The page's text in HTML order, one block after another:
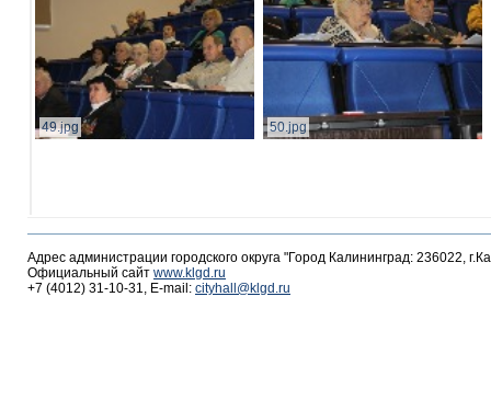
49.jpg 50.jpg
Адрес администрации городского округа "Город Калининград: 236022,
Официальный сайт www.klgd.ru
+7 (4012) 31-10-31, E-mail: cityhall@klgd.ru